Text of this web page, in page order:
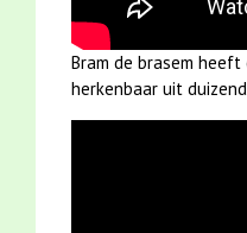
Bram de brasem
herkenbaar uit